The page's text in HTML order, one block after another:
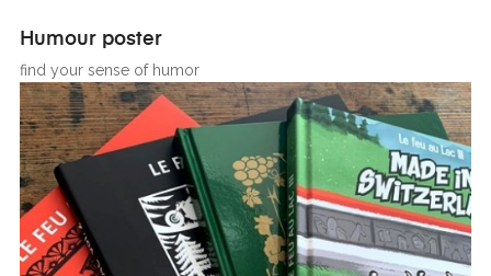
Humour poster
find your sense of humor